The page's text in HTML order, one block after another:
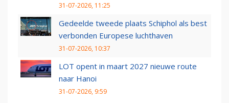
31-07-2026, 11:25
Gedeelde tweede plaats Schiphol als best
verbonden Europese luchthaven
31-07-2026, 10:37
LOT opent in maart 2027 nieuwe route
naar Hanoi
31-07-2026, 9:59